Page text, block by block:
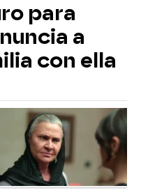
para
a
con ella